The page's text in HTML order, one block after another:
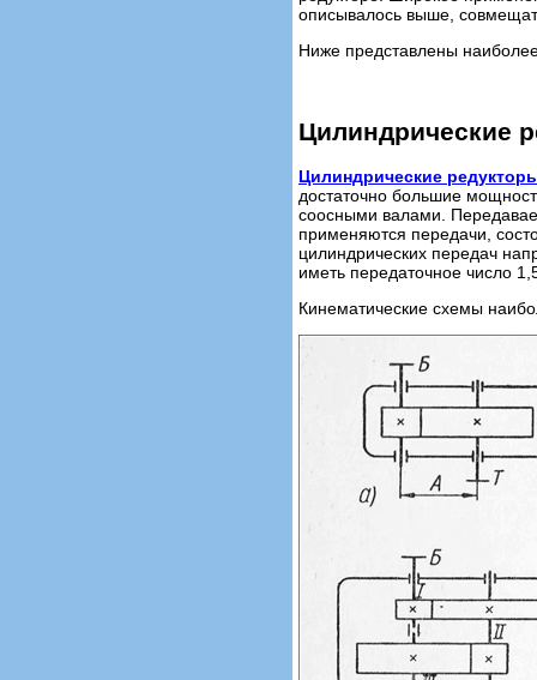
описывалось выше,
Ниже представлены
Цилиндрические
Цилиндрические
достаточно большие
соосными валами.
применяются передачи,
цилиндрических передач
иметь передаточное число
Кинематические схемы